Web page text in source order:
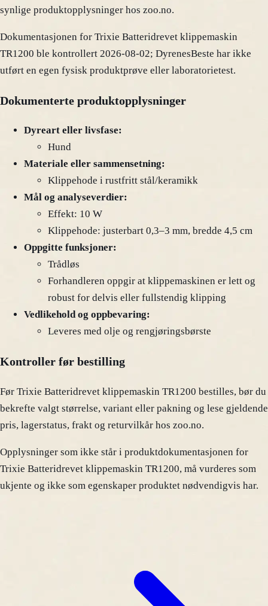
synlige produktopplysninger hos zoo.no.
Dokumentasjonen for Trixie Batteridrevet klippemaskin
TR1200 ble kontrollert 2026-08-02; DyrenesBeste har ikke
utført en egen fysisk produktprøve eller laboratorietest.
Dokumenterte produktopplysninger
Dyreart eller livsfase:
Hund
Materiale eller sammensetning:
Klippehode i rustfritt stål/keramikk
Mål og analyseverdier:
Effekt: 10 W
Klippehode: justerbart 0,3–3 mm, bredde 4,5 cm
Oppgitte funksjoner:
Trådløs
Forhandleren oppgir at klippemaskinen er lett og
robust for delvis eller fullstendig klipping
Vedlikehold og oppbevaring:
Leveres med olje og rengjøringsbørste
Kontroller før bestilling
Før Trixie Batteridrevet klippemaskin TR1200 bestilles, bør du
bekrefte valgt størrelse, variant eller pakning og lese gjeldende
pris, lagerstatus, frakt og returvilkår hos zoo.no.
Opplysninger som ikke står i produktdokumentasjonen for
Trixie Batteridrevet klippemaskin TR1200, må vurderes som
ukjente og ikke som egenskaper produktet nødvendigvis har.